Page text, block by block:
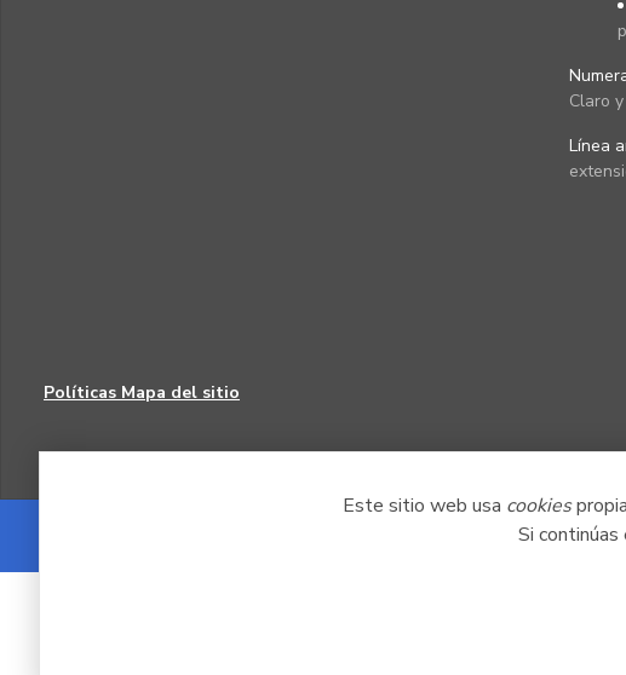
Este sitio web usa cookies
Si
Claro
Línea
Políticas Mapa del sitio